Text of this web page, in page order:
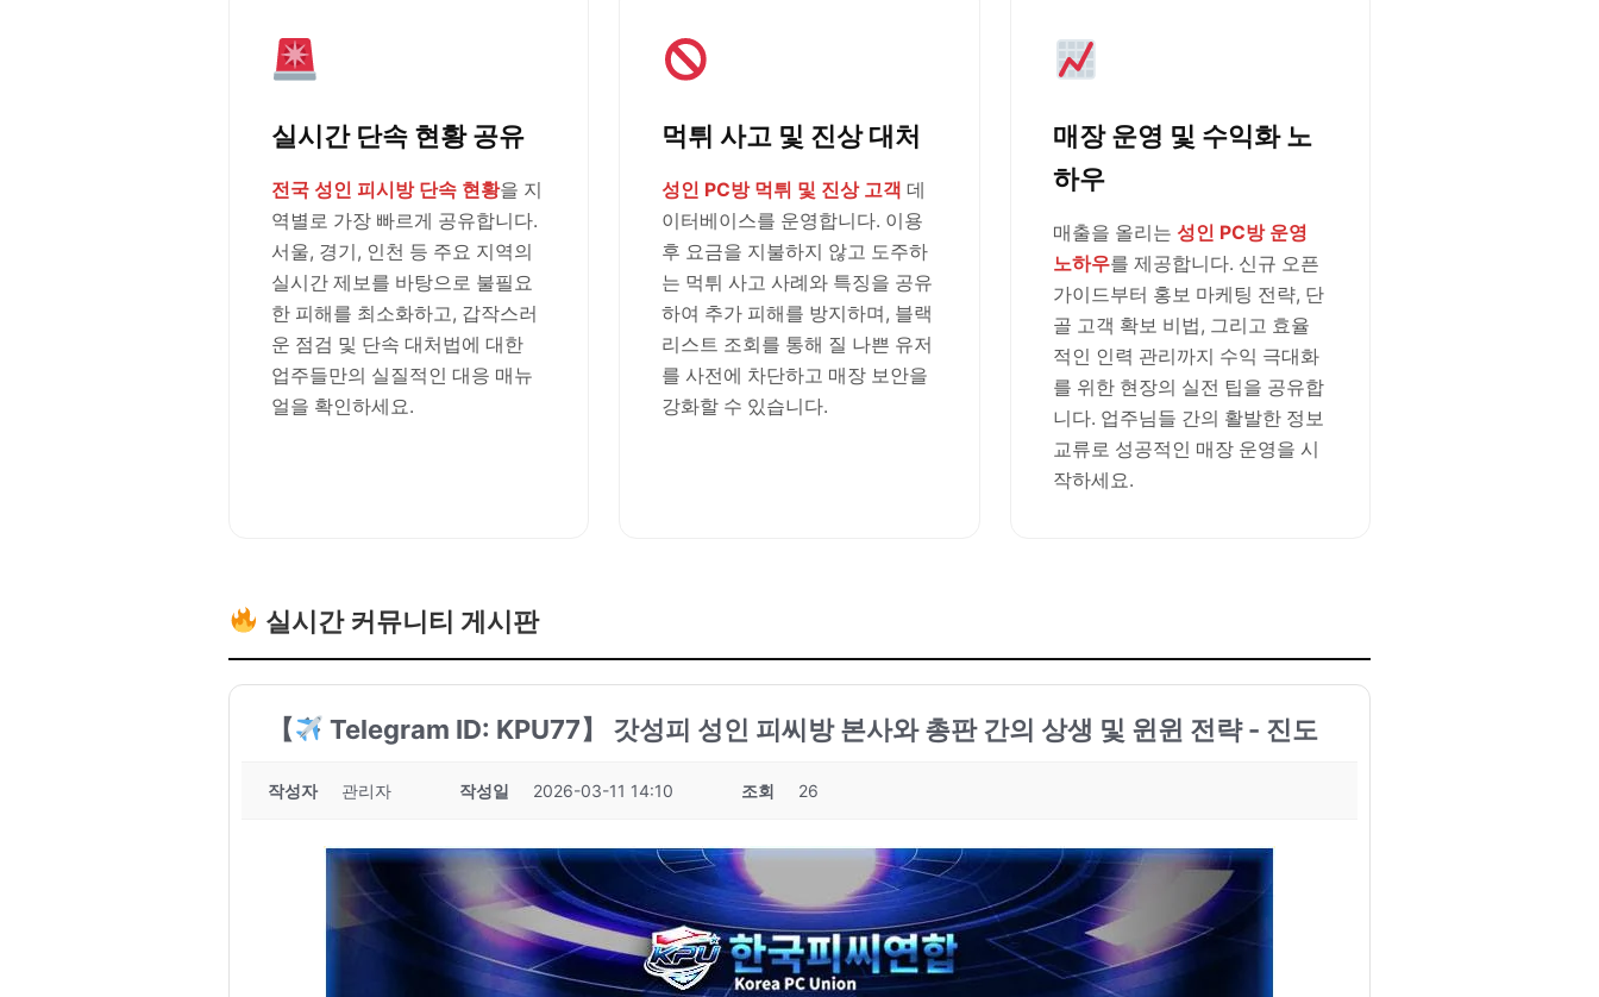
실시간 단속 현황 공유
전국 성인 피시방 단속 현황을 지
역별로 가장 빠르게 공유합니다.
서울, 경기, 인천 등 주요 지역의
실시간 제보를 바탕으로 불필요
한 피해를 최소화하고, 갑작스러
운 점검 및 단속 대처법에 대한
업주들만의 실질적인 대응 매뉴
얼을 확인하세요.
먹튀 사고 및 진상 대처
성인 PC방 먹튀 및 진상 고객 데
이터베이스를 운영합니다. 이용
후 요금을 지불하지 않고 도주하
는 먹튀 사고 사례와 특징을 공유
하여 추가 피해를 방지하며, 블랙
리스트 조회를 통해 질 나쁜 유저
를 사전에 차단하고 매장 보안을
강화할 수 있습니다.
매장 운영 및 수익화 노
하우
매출을 올리는 성인 PC방 운영
노하우를 제공합니다. 신규 오픈
가이드부터 홍보 마케팅 전략, 단
골 고객 확보 비법, 그리고 효율
적인 인력 관리까지 수익 극대화
를 위한 현장의 실전 팁을 공유합
니다. 업주님들 간의 활발한 정보
교류로 성공적인 매장 운영을 시
작하세요.
실시간 커뮤니티 게시판
【 Telegram ID: KPU77】 갓성피 성인 피씨방 본사와 총판 간의 상생 및 윈윈 전략 - 진도
작성자 관리자 작성일 2026-03-11 14:10 조회 26